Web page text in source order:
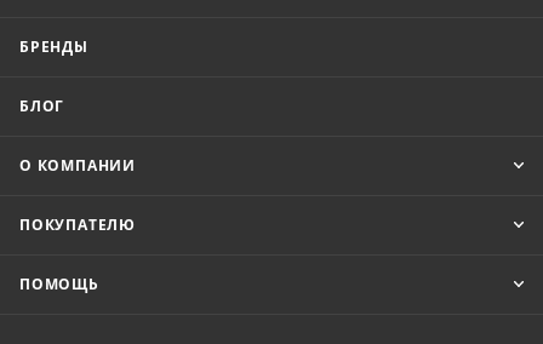
БРЕНДЫ
БЛОГ
О КОМПАНИИ
ПОКУПАТЕЛЮ
ПОМОЩЬ